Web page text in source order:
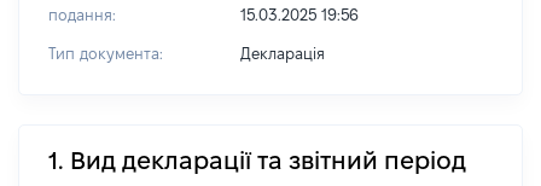
подання:
15.03.2025 19:56
Тип документа: Декларація
1. Вид декларації та звітний період